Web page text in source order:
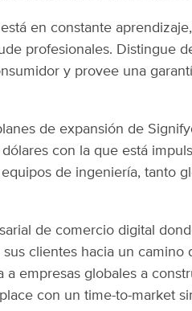
en constante
profesionales. Distingue
y provee una
de expansión de
con la que está
de ingeniería, tanto
de comercio digital
clientes hacia un
a empresas globales a
con un time-to-market